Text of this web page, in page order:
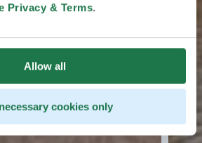
Privacy & Terms.
Allow all
cookies only